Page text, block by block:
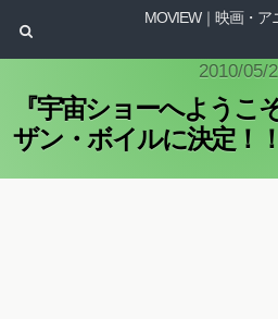
MOVIEW｜映画・ア
2010/05/
『宇宙ショーへようこ
ザン・ボイルに決定！！